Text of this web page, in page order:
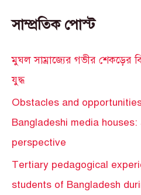
সাম্প্রতিক পোস্ট
মুঘল সাম্রাজ্যের গভীর শেকড়ের
যুদ্ধ
Obstacles and
Bangladeshi media
perspective
Tertiary pedagogical
students of Bangladesh